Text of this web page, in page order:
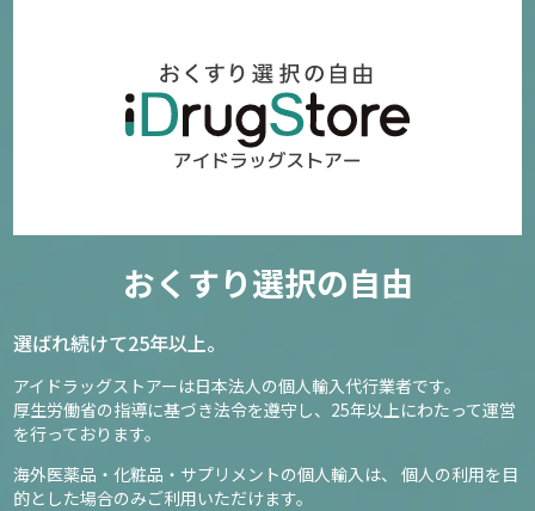
おくすり選択の自由
選ばれ続けて25年以上。
アイドラッグストアーは日本法人の個人輸入代行業者です。
厚生労働省の指導に基づき法令を遵守し、 25年以上にわたって運営
を行っております。
海外医薬品・化粧品・サプリメントの個人輸入は、
個人の利用を目
的とした場合のみご利用いただけます。